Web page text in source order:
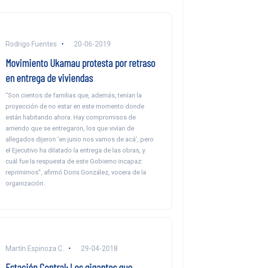
Rodrigo Fuentes 20-06-2019
Movimiento Ukamau protesta por retraso
en entrega de viviendas
“Son cientos de familias que, además, tenían la
proyección de no estar en este momento donde
están habitando ahora. Hay compromisos de
arriendo que se entregaron, los que vivían de
allegados dijeron ‘en junio nos vamos de acá’, pero
el Ejecutivo ha dilatado la entrega de las obras, y
cuál fue la respuesta de este Gobierno incapaz:
reprimirnos”, afirmó Doris González, vocera de la
organización.
Martín Espinoza C. 29-04-2018